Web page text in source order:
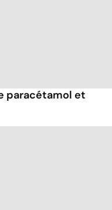
paracétamol et